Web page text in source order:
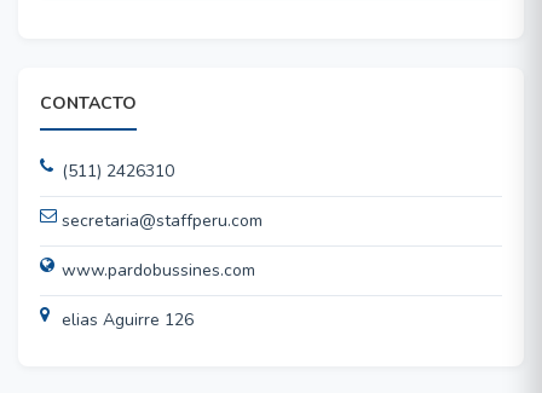
CONTACTO
(511) 2426310
secretaria@staffperu.com
www.pardobussines.com
elias Aguirre 126